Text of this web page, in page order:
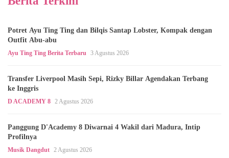
Potret Ayu Ting Ting dan Bilqis Santap Lobster, Kompak dengan
Outfit Abu-abu
Ayu Ting Ting Berita Terbaru 3 Agustus 2026
Transfer Liverpool Masih Sepi, Rizky Billar Agendakan Terbang
ke Inggris
D ACADEMY 8 2 Agustus 2026
Panggung D'Academy 8 Diwarnai 4 Wakil dari Madura, Intip
Profilnya
Musik Dangdut 2 Agustus 2026